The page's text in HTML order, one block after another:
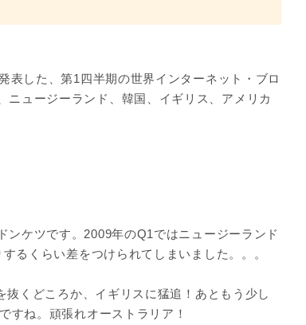
表した、第1四半期の世界インターネット・ブロ
ュージーランド、韓国、イギリス、アメリカ
ケツです。2009年のQ1ではニュージーランド
るくらい差をつけられてしまいました。。。
くどころか、イギリスに猛追！あともう少し
すね。頑張れオーストラリア！